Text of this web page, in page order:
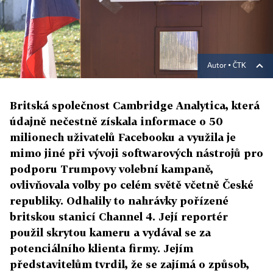
Autor ▪ ČTK
Britská společnost Cambridge Analytica, která
údajně nečestně získala informace o 50
milionech uživatelů Facebooku a využila je
mimo jiné při vývoji softwarových nástrojů pro
podporu Trumpovy volební kampaně,
ovlivňovala volby po celém světě včetně České
republiky. Odhalily to nahrávky pořízené
britskou stanicí Channel 4. Její reportér
použil skrytou kameru a vydával se za
potenciálního klienta firmy. Jejím
představitelům tvrdil, že se zajímá o způsob,